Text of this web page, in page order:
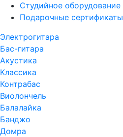
Студийное оборудование
Подарочные сертификаты
Электрогитара
Бас-гитара
Акустика
Классика
Контрабас
Виолончель
Балалайка
Банджо
Домра